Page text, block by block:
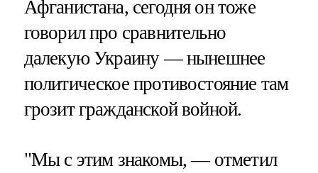
Афганистана, сегодня он тоже
говорил про сравнительно
далекую Украину — нынешнее
политическое противостояние там
грозит гражданской войной.
"Мы с этим знакомы, — отметил